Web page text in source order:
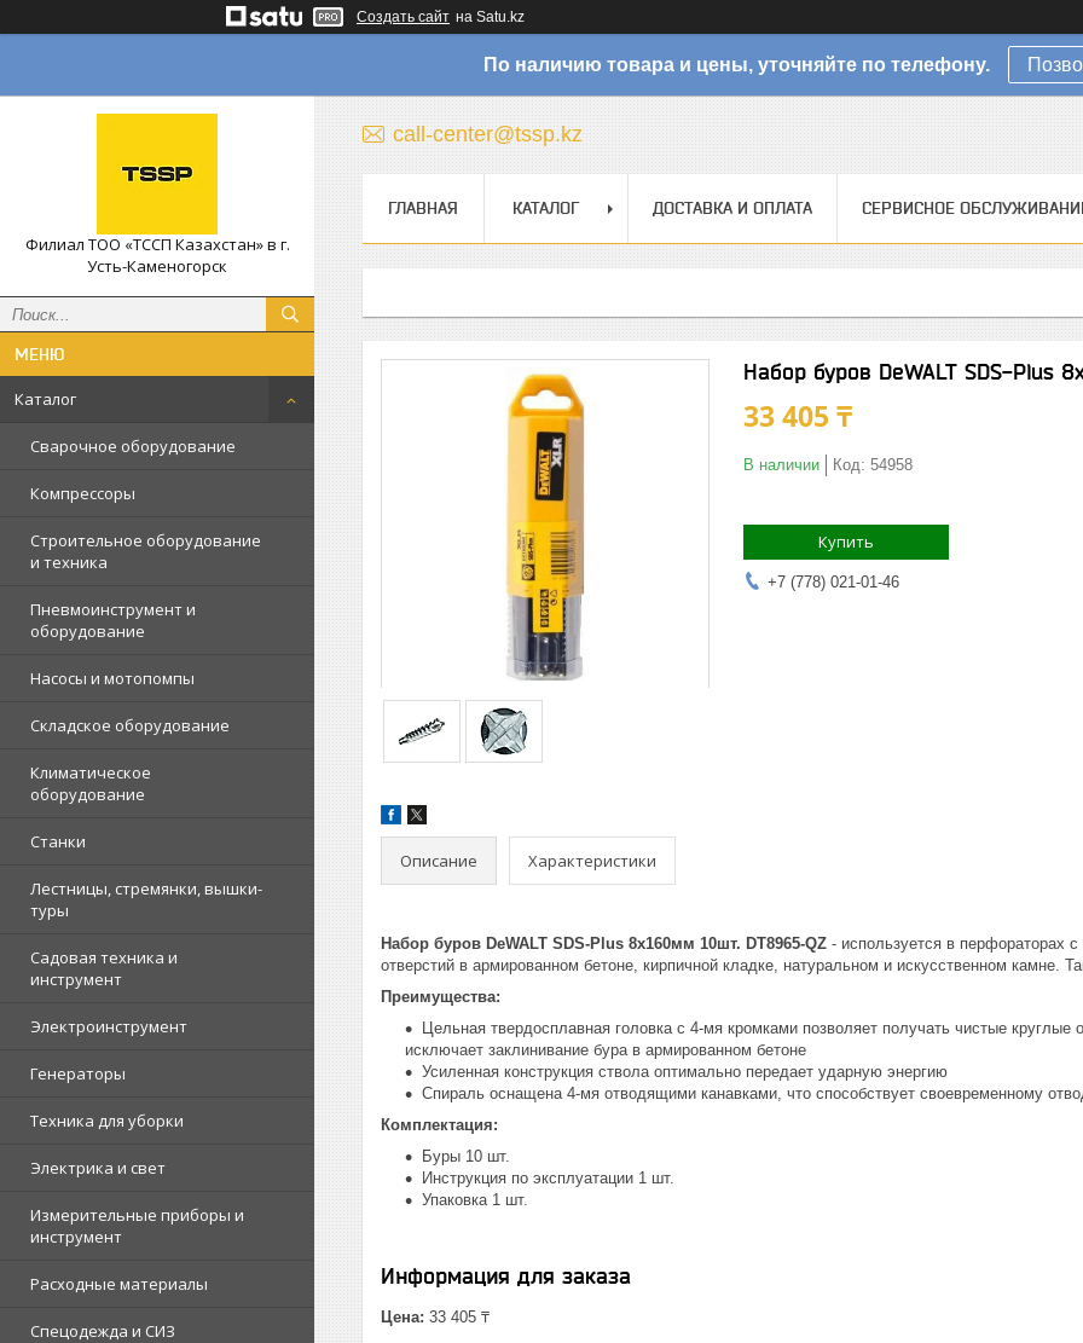
Создать сайт на Satu.kz
По наличию товара и цены, уточняйте по телефону.
Филиал ТОО «ТССП Казахстан» в г.
Усть-Каменогорск
Каталог
Сварочное оборудование
Компрессоры
Строительное оборудование
и техника
Пневмоинструмент и
оборудование
Насосы и мотопомпы
Складское оборудование
Климатическое
оборудование
Станки
Лестницы, стремянки, вышки-
туры
Садовая техника и
инструмент
Электроинструмент
Генераторы
Техника для уборки
Электрика и свет
Измерительные приборы и
инструмент
Расходные материалы
Спецодежда и СИЗ
call-center@tssp.kz
ГЛАВНАЯ КАТАЛОГ ДОСТАВКА И ОПЛАТА СЕРВИСНОЕ
Набор буров DeWALT SDS-Plus
33 405 ₸
В наличии Код: 54958
Купить
+7 (778) 021-01-46
Описание Характеристики
Набор буров DeWALT SDS-Plus 8x160мм 10шт. DT8965-QZ - используется в перфораторах
отверстий в армированном бетоне, кирпичной кладке, натуральном и искусственном камне.
Преимущества:
Цельная твердосплавная головка с 4-мя кромками позволяет получать чистые круглые
исключает заклинивание бура в армированном бетоне
Усиленная конструкция ствола оптимально передает ударную энергию
Спираль оснащена 4-мя отводящими канавками, что способствует своевременному
Комплектация:
Буры 10 шт.
Инструкция по эксплуатации 1 шт.
Упаковка 1 шт.
Информация для заказа
Цена: 33 405 ₸